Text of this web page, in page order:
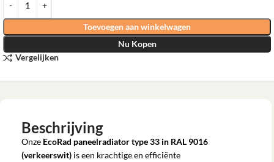
Toevoegen aan winkelwagen
Nu Kopen
Vergelijken
Beschrijving
Onze EcoRad paneelradiator type 33 in RAL 9016
(verkeerswit) is een krachtige en efficiënte